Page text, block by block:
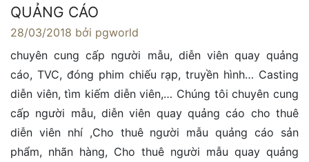
QUẢNG CÁO
28/03/2018 bởi pgworld
chuyên cung cấp người mẫu, diễn viên quay quảng
cáo, TVC, đóng phim chiếu rạp, truyền hình… Casting
diễn viên, tìm kiếm diễn viên,… Chúng tôi chuyên cung
cấp người mẫu, diễn viên quay quảng cáo cho thuê
diễn viên nhí ,Cho thuê người mẫu quảng cáo sản
phẩm, nhãn hàng, Cho thuê người mẫu quay quảng